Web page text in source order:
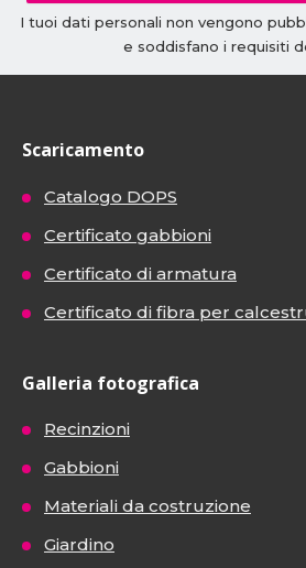
I tuoi dati personali non vengono
e soddisfano i requisiti
Scaricamento
Catalogo DOPS
Certificato gabbioni
Certificato di armatura
Certificato di fibra per
Galleria fotografica
Recinzioni
Gabbioni
Materiali da costruzione
Giardino